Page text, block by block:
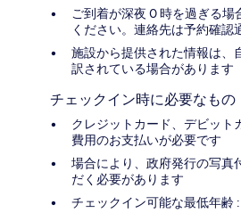
ご到着が深夜 0 時を過ぎる
ください。連絡先は予約確認
施設から提供された情報は、
訳されている場合があります
チェックイン時に必要なもの
クレジットカード、デビット
費用のお支払いが必要です
場合により、政府発行の写真
だく必要があります
チェックイン可能な最低年齢 :